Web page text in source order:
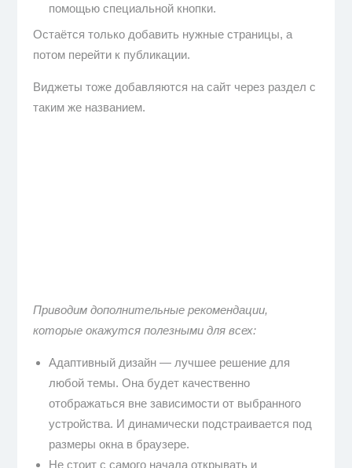
помощью специальной кнопки.
Остаётся только добавить нужные страницы, а
потом перейти к публикации.
Виджеты тоже добавляются на сайт через раздел с
таким же названием.
Приводим дополнительные рекомендации,
которые окажутся полезными для всех:
Адаптивный дизайн — лучшее решение для
любой темы. Она будет качественно
отображаться вне зависимости от выбранного
устройства. И динамически подстраивается под
размеры окна в браузере.
Не стоит с самого начала открывать и